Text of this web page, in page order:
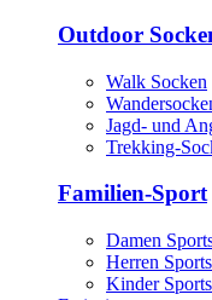
Outdoor
Walk Socken
Jagd- und
Trekking-
Familien-Sport
Damen
Herren
Kinder